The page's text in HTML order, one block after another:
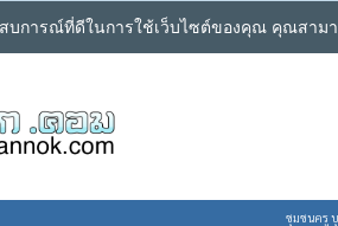
บการณ์ที่ดีในการใช้เว็บไซต์ของคุณ คุณสามา
ชุมชนครู